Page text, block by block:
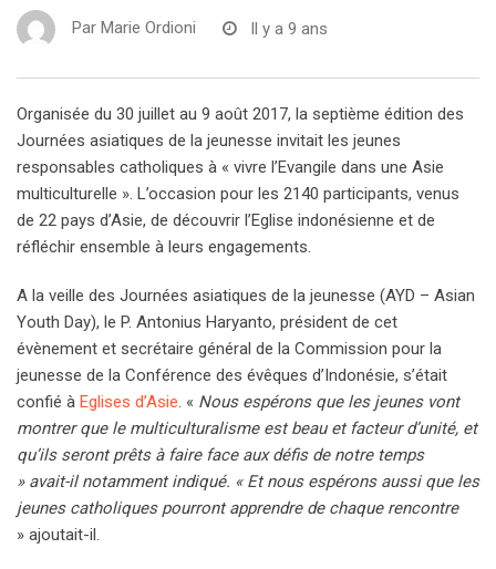
Par Marie Ordioni Il y a 9 ans
Organisée du 30 juillet au 9 août 2017, la septième édition des
Journées asiatiques de la jeunesse invitait les jeunes
responsables catholiques à « vivre l’Evangile dans une Asie
multiculturelle ». L’occasion pour les 2140 participants, venus
de 22 pays d’Asie, de découvrir l’Eglise indonésienne et de
réfléchir ensemble à leurs engagements.
A la veille des Journées asiatiques de la jeunesse (AYD – Asian
Youth Day), le P. Antonius Haryanto, président de cet
évènement et secrétaire général de la Commission pour la
jeunesse de la Conférence des évêques d’Indonésie, s’était
confié à Eglises d’Asie. « Nous espérons que les jeunes vont
montrer que le multiculturalisme est beau et facteur d’unité, et
qu’ils seront prêts à faire face aux défis de notre temps
» avait-il notamment indiqué. « Et nous espérons aussi que les
jeunes catholiques pourront apprendre de chaque rencontre
» ajoutait-il.